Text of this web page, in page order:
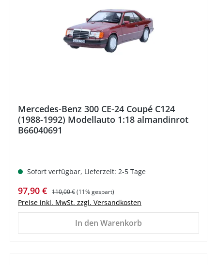
Mercedes-Benz 300 CE-24 Coupé C124
(1988-1992) Modellauto 1:18 almandinrot
B66040691
Sofort verfügbar, Lieferzeit: 2-5 Tage
Verkaufspreis:
97,90 € Regulärer Preis:
110,00 €(11% gespart)
Preise inkl. MwSt. zzgl. Versandkosten
In den Warenkorb